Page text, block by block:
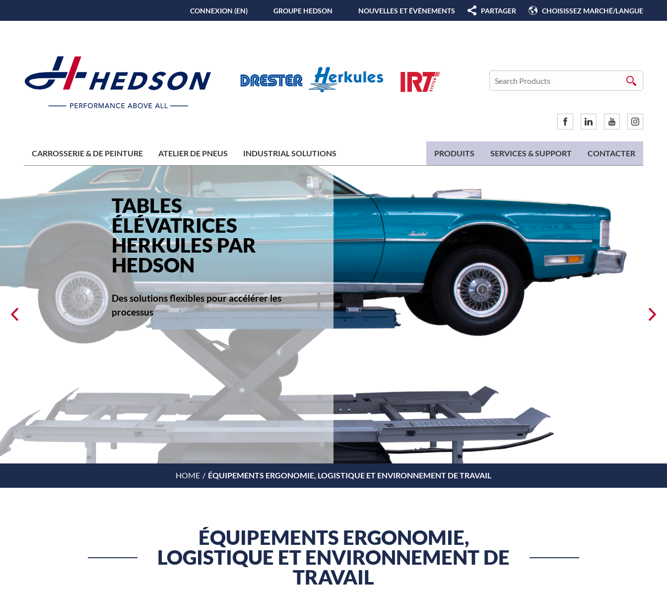
CONNEXION (EN) GROUPE HEDSON NOUVELLES ET ÉVÉNEMENTS PARTAGER CHOISISSEZ MARCHÉ/LANGUE
CARROSSERIE & DE PEINTURE ATELIER DE PNEUS INDUSTRIAL SOLUTIONS CONTACTER
SERVICES & SUPPORT
PRODUITS
TABLES
ÉLÉVATRICES
HERKULES PAR
HEDSON
Ces tables élévatrices ergonomiques de
construction compacte supérieure
satisfont aux exigences les plus élevées de
l'atelier
HOME ÉQUIPEMENTS ERGONOMIE, LOGISTIQUE ET ENVIRONNEMENT DE TRAVAIL
ÉQUIPEMENTS ERGONOMIE,
LOGISTIQUE ET ENVIRONNEMENT DE
TRAVAIL